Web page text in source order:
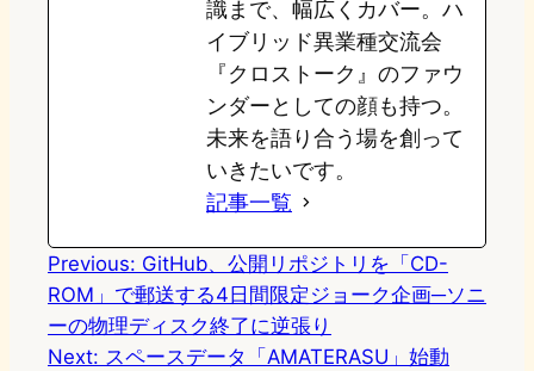
識まで、幅広くカバー。ハ
イブリッド異業種交流会
『クロストーク』のファウ
ンダーとしての顔も持つ。
未来を語り合う場を創って
いきたいです。
記事一覧
Previous: GitHub、公開リポジトリを「CD-
ROM」で郵送する4日間限定ジョーク企画─ソニ
ーの物理ディスク終了に逆張り
Next: スペースデータ「AMATERASU」始動